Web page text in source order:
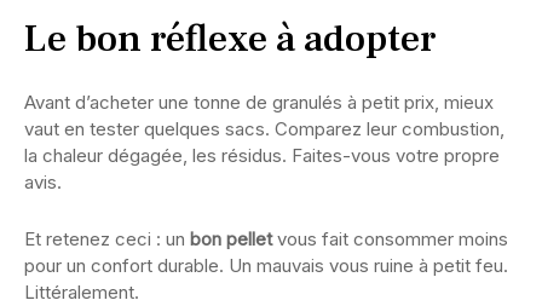
Le bon réflexe à adopter
Avant d’acheter une tonne de granulés à petit prix, mieux
vaut en tester quelques sacs. Comparez leur combustion,
la chaleur dégagée, les résidus. Faites-vous votre propre
avis.
Et retenez ceci : un bon pelletvous fait consommer moins
pour un confort durable. Un mauvais vous ruine à petit feu.
Littéralement.